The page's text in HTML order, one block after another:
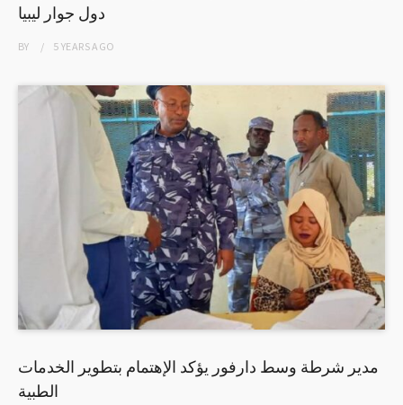
دول جوار ليبيا
BY 5 YEARSAGO
مدير شرطة وسط دارفور يؤكد الإهتمام بتطوير الخدمات
الطبية